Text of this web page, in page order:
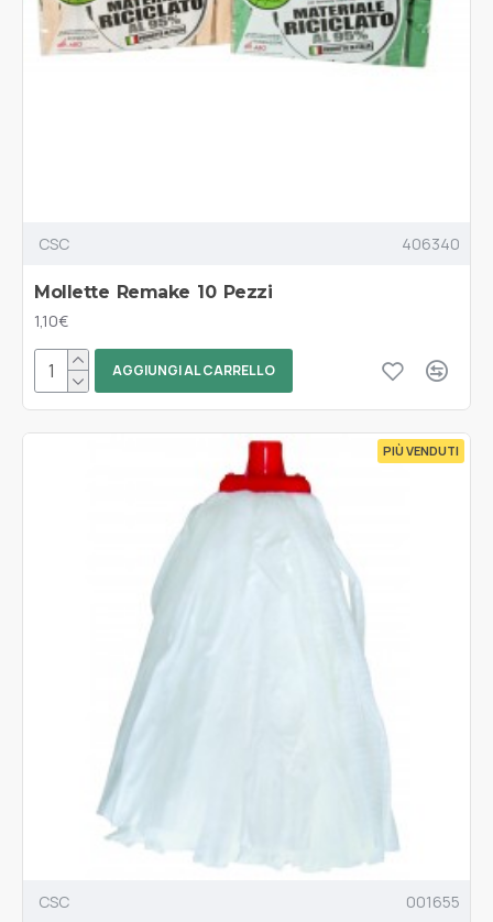
CSC 406340
Mollette Remake 10 Pezzi
1,10€
AGGIUNGI AL CARRELLO
PIÙ VENDUTI
CSC 001655